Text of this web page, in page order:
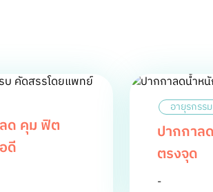
ด คุม ฟิต
ดี
อายุรกรรม
ปากกาล
ตรงจุด
-